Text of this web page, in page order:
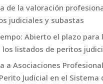
de la valoración
judiciales y subastas
Abierto el plazo para
los listados de peritos
a Asociaciones
Judicial en el Sistema